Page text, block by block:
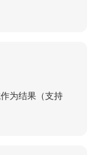
为结果（支持